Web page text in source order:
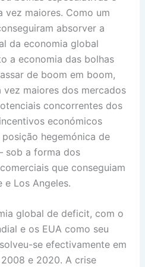
vez maiores. Como um
absorver a
da economia global
a economia das bolhas
de boom em boom,
vez maiores dos mercados
concorrentes dos
económicos
hegemónica de
sob a forma dos
que conseguiam
e Los Angeles.
global de deficit, com o
e os EUA como seu
se efectivamente em
e 2020. A crise